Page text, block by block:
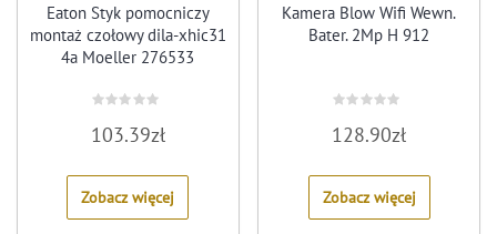
Eaton Styk pomocniczy
montaż czołowy dila-xhic31
4a Moeller 276533
0
5
103.39zł
Zobacz więcej
Kamera Blow Wifi Wewn.
Bater. 2Mp H 912
0
5
128.90zł
Zobacz więcej